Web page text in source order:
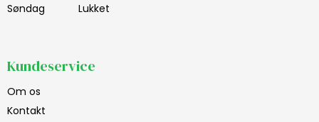
Søndag
Lukket
Kundeservice
Om os
Kontakt